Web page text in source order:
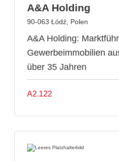
A&A Holding
90-063 Łódź, Polen
A&A Holding:
Gewerbeimmobilien
über 35 Jahren
A2.122